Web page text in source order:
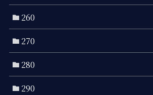
260
270
280
290